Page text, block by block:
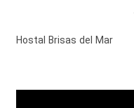
Hostal Brisas del Mar